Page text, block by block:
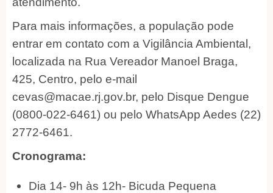
Para mais informações, a população pode
entrar em contato com a Vigilância Ambiental,
localizada na Rua Vereador Manoel Braga,
425, Centro, pelo e-mail
cevas@macae.rj.gov.br, pelo Disque Dengue
(0800-022-6461) ou pelo WhatsApp Aedes (22)
2772-6461.
Cronograma:
Dia 14- 9h às 12h- Bicuda Pequena